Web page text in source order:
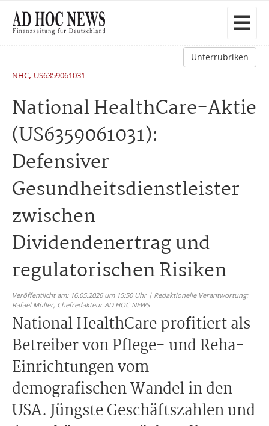
Unterrubriken
NHC, US6359061031
National HealthCare-Aktie
(US6359061031):
Defensiver
Gesundheitsdienstleister
zwischen
Dividendenertrag und
regulatorischen Risiken
Veröffentlicht am: 16.05.2026 um 15:50 Uhr | Redaktionelle Verantwortung:
Rafael Müller, Chefredakteur AD HOC NEWS
National HealthCare profitiert als
Betreiber von Pflege- und Reha-
Einrichtungen vom
demografischen Wandel in den
USA. Jüngste Geschäftszahlen und